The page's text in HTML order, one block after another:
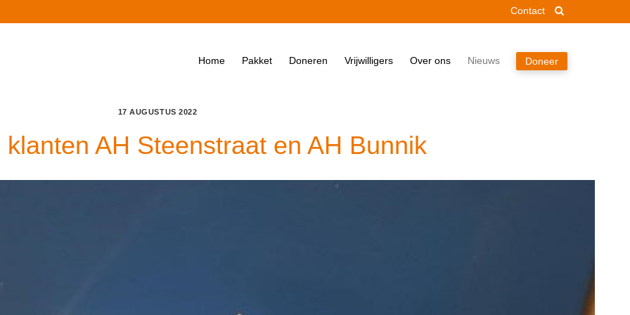
Contact
Home Pakket Doneren Vrijwilligers Over ons Nieuws Doneer
17 AUGUSTUS 2022
AH Steenstraat en AH Bunnik
Nieuws